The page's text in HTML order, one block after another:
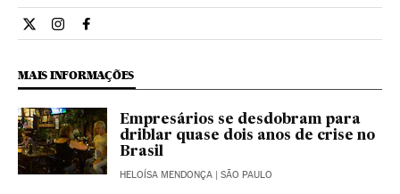
Economia El País Brasil en Twitter
Economia El País Brasil en Instagram
Economia El País Brasil en Facebook
MAIS INFORMAÇÕES
Empresários se desdobram para
driblar quase dois anos de crise no
Brasil
HELOÍSA MENDONÇA | SÃO PAULO